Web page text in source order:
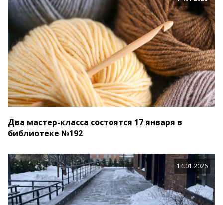
Два мастер-класса состоятся 17 января в
библиотеке №192
14.01.2026